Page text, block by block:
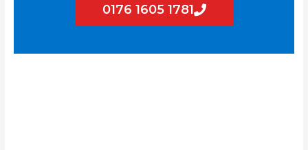
0176 1605 1781